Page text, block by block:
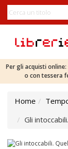
Per gli acquisti
o con tessera
Home
Gli